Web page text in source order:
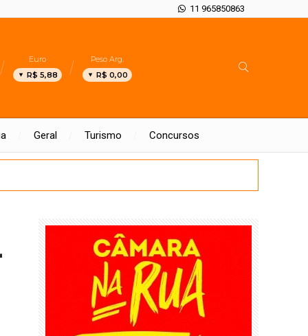
11 965850863
Euro
R$ 5,88
Peso Arg.
R$ 0,00
Geral Turismo Concursos